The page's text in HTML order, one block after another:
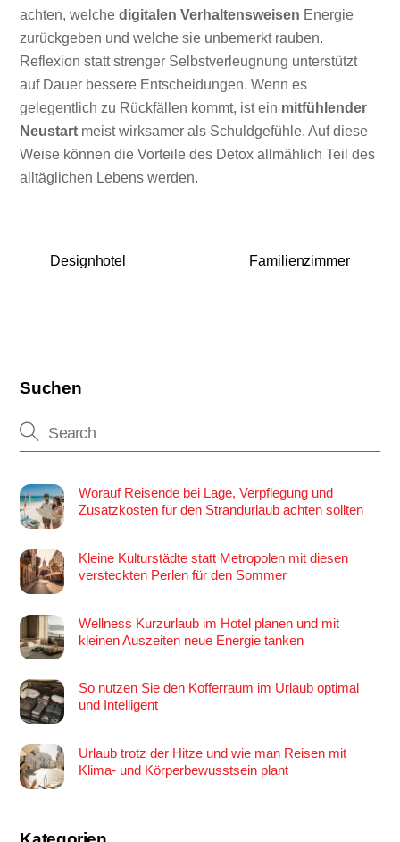
achten, welchedigitalen Verhaltensweisen Energie
zurückgeben und welche sie unbemerkt rauben.
Reflexion statt strenger Selbstverleugnung unterstützt
auf Dauer bessere Entscheidungen. Wenn es
gelegentlich zu Rückfällen kommt, ist ein mitfühlender
Neustart meist wirksamer als Schuldgefühle. Auf diese
Weise können die Vorteile des Detox allmählich Teil des
alltäglichen Lebens werden.
Designhotel Familienzimmer
Suchen
Worauf Reisende bei Lage, Verpflegung und
Zusatzkosten für den Strandurlaub achten sollten
Kleine Kulturstädte statt Metropolen mit diesen
versteckten Perlen für den Sommer
Wellness Kurzurlaub im Hotel planen und mit
kleinen Auszeiten neue Energie tanken
So nutzen Sie den Kofferraum im Urlaub optimal
und Intelligent
Urlaub trotz der Hitze und wie man Reisen mit
Klima- und Körperbewusstsein plant